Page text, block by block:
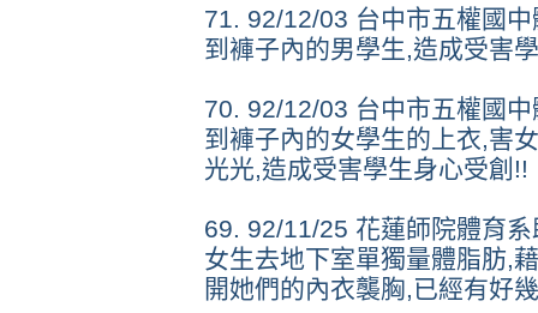
71. 92/12/03 台中市五權國
到褲子內的男學生,造成受害
70. 92/12/03 台中市五權國
到褲子內的女學生的上衣,害
光光,造成受害學生身心受創!!
69. 92/11/25 花蓮師院體育
女生去地下室單獨量體脂肪,
開她們的內衣襲胸,已經有好